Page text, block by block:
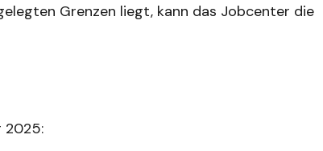
Grenzen liegt, kann das Jobcenter die
2025: